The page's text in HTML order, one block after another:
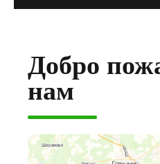
Добро
нам